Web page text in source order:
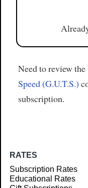
Need to review the
Speed (G.U.T.S.)
subscription.
RATES
Subscription Rates
Educational Rates